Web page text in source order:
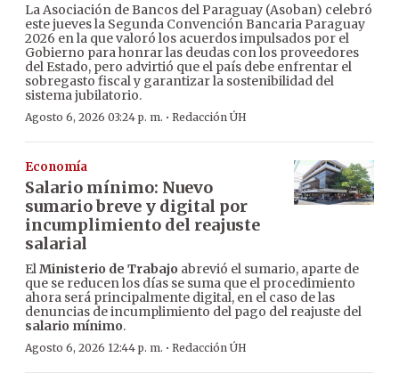
La Asociación de Bancos del Paraguay (Asoban) celebró
este jueves la Segunda Convención Bancaria Paraguay
2026 en la que valoró los acuerdos impulsados por el
Gobierno para honrar las deudas con los proveedores
del Estado, pero advirtió que el país debe enfrentar el
sobregasto fiscal y garantizar la sostenibilidad del
sistema jubilatorio.
Agosto 6, 2026 03:24 p. m. · Redacción ÚH
Economía
Salario mínimo: Nuevo
sumario breve y digital por
incumplimiento del reajuste
salarial
ElMinisterio de Trabajo abrevió el sumario, aparte de
que se reducen los días se suma que el procedimiento
ahora será principalmente digital, en el caso de las
denuncias de incumplimiento del pago del reajuste del
salario mínimo.
Agosto 6, 2026 12:44 p. m. · Redacción ÚH